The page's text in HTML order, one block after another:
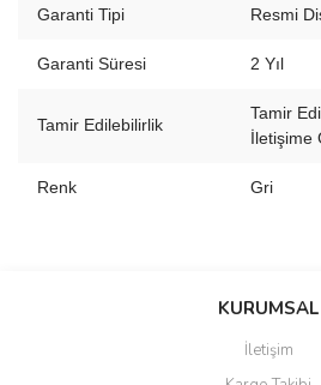
Garanti Tipi Resmi
Garanti Süresi 2 Yıl
Tamir Edilebilirlik
Tamir
İletişime
Renk Gri
Bu ürüne ilk yorumu siz
Ürün hakkında henüz soru
KURUMSAL
İletişim